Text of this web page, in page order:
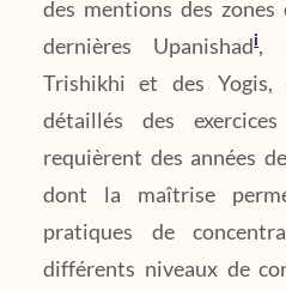
des mentions des zones
dernières Upanishadi,
Trishikhi et des Yogis,
détaillés des
requièrent des années
dont la maîtrise
pratiques de
différents niveaux de